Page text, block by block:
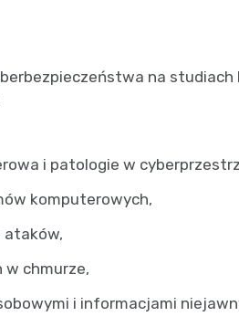
na studiach
i patologie w
komputerowych,
ataków,
w chmurze,
i informacjami